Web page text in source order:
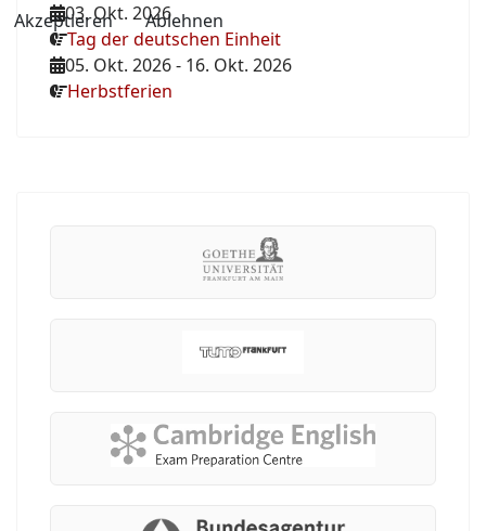
03. Okt. 2026
Tag der deutschen Einheit
05. Okt. 2026- 16. Okt. 2026
Herbstferien
Akzeptieren
Ablehnen